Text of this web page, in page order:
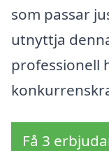
som passar
utnyttja
professionell
Få 3